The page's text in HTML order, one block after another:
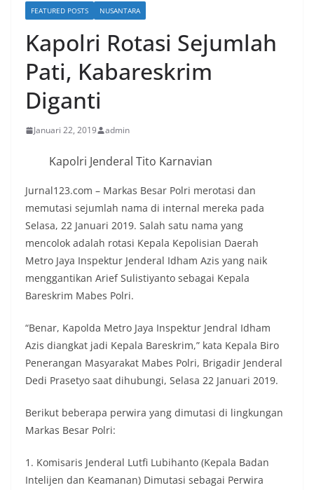
FEATURED POSTS NUSANTARA
Kapolri Rotasi Sejumlah
Pati, Kabareskrim
Diganti
Januari 22, 2019 admin
Kapolri Jenderal Tito Karnavian
Jurnal123.com – Markas Besar Polri merotasi dan
memutasi sejumlah nama di internal mereka pada
Selasa, 22 Januari 2019. Salah satu nama yang
mencolok adalah rotasi Kepala Kepolisian Daerah
Metro Jaya Inspektur Jenderal Idham Azis yang naik
menggantikan Arief Sulistiyanto sebagai Kepala
Bareskrim Mabes Polri.
“Benar, Kapolda Metro Jaya Inspektur Jendral Idham
Azis diangkat jadi Kepala Bareskrim,” kata Kepala Biro
Penerangan Masyarakat Mabes Polri, Brigadir Jenderal
Dedi Prasetyo saat dihubungi, Selasa 22 Januari 2019.
Berikut beberapa perwira yang dimutasi di lingkungan
Markas Besar Polri:
1. Komisaris Jenderal Lutfi Lubihanto (Kepala Badan
Intelijen dan Keamanan) Dimutasi sebagai Perwira